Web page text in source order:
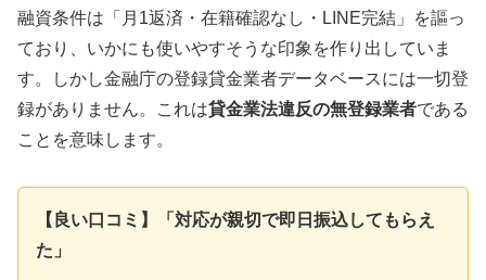
融資条件は「月1返済・在籍確認なし・LINE完結」を謳っ
ており、いかにも使いやすそうな印象を作り出していま
す。しかし金融庁の登録貸金業者データベースには一切登
録がありません。これは貸金業法違反の無登録業者である
ことを意味します。
【良い口コミ】「対応が親切で即日振込してもらえ
た」